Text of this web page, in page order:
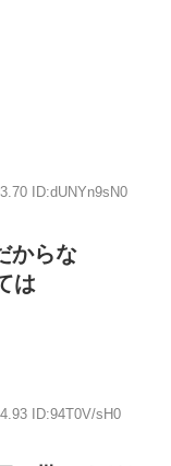
ID:dUNYn9sN0
からな
は
ID:94T0V/sH0